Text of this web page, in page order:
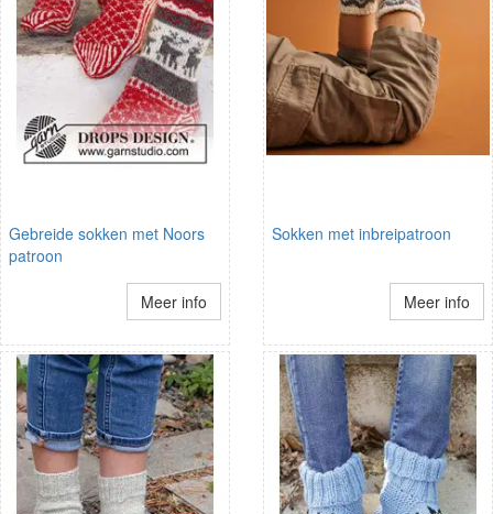
Gebreide sokken met Noors
patroon
Meer info
Sokken met inbreipatroon
Meer info